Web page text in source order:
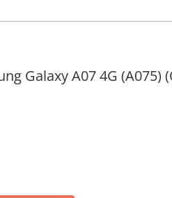
Galaxy A07 4G (A075)